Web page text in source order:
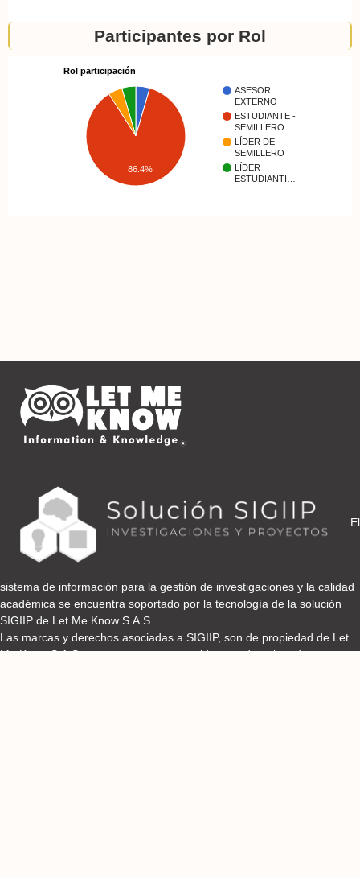
Participantes por Rol
Rol participación
ASESOR
EXTERNO
ESTUDIANTE -
SEMILLERO
LÍDER DE
SEMILLERO
LÍDER
ESTUDIANTI…
86.4%
El
sistema de información para la gestión de investigaciones y la calidad
académica se encuentra soportado por la tecnología de la solución
SIGIIP de Let Me Know S.A.S.
Las marcas y derechos asociadas a SIGIIP, son de propiedad de Let
Me Know S.A.S y se encuentran protegidos por derechos de autor e